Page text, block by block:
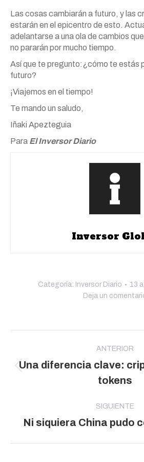
Las cosas cambiarán a futuro, y las
estarán en el epicentro de esto.
adelantarse a una ola de cambios
no pararán por mucho tiempo.
Así que te pregunto:¿cómo te estás
futuro?
¡Viajemos en el tiempo!
Te mando un saludo,
Iñaki Apezteguia
Para El Inversor Diario
Inversor
Categoría: Inversor Diario
13
Deja un
publicaciones
ANTERIOR
anterior:
Una diferencia clave:
tokens
SIGUIENTE
Ni siquiera China pudo